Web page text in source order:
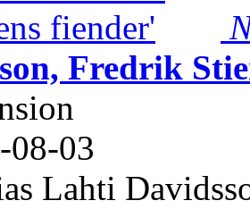
Fredrik
08-03
Lahti